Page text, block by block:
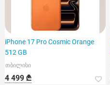
iPhone 17 Pro Cosmic Orange
512 GB
თბილისი
4 499 ₾